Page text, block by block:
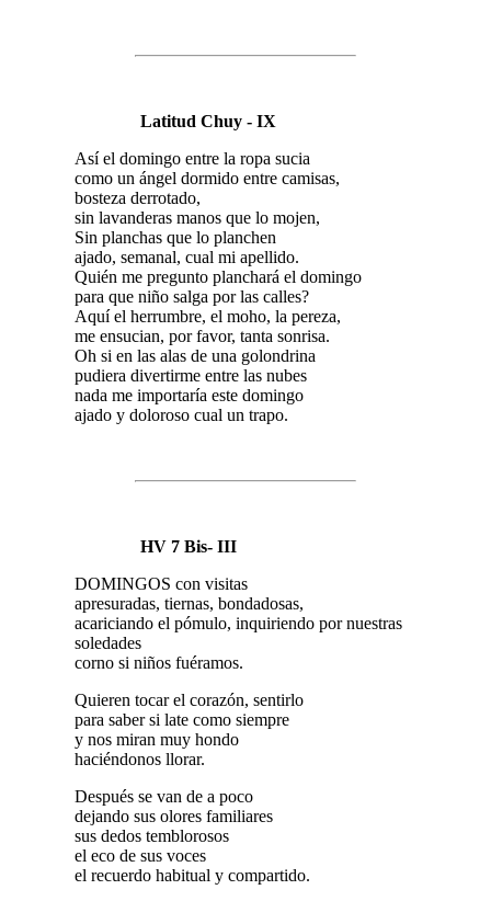
Latitud Chuy - IX
Así el domingo entre la ropa sucia
como un ángel dormido entre camisas,
bosteza derrotado,
sin lavanderas manos que lo mojen,
Sin planchas que lo planchen
ajado, semanal, cual mi apellido.
Quién me pregunto planchará el domingo
para que niño salga por las calles?
Aquí el herrumbre, el moho, la pereza,
me ensucian, por favor, tanta sonrisa.
Oh si en las alas de una golondrina
pudiera divertirme entre las nubes
nada me importaría este domingo
ajado y doloroso cual un trapo.
HV 7 Bis- III
DOMINGOS con visitas
apresuradas, tiernas, bondadosas,
acariciando el pómulo, inquiriendo por nuestras
soledades
corno si niños fuéramos.
Quieren tocar el corazón, sentirlo
para saber si late como siempre
y nos miran muy hondo
haciéndonos llorar.
Después se van de a poco
dejando sus olores familiares
sus dedos temblorosos
el eco de sus voces
el recuerdo habitual y compartido.